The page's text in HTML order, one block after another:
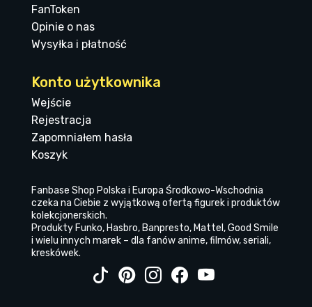
FanToken
Opinie o nas
Wysyłka i płatność
Konto użytkownika
Wejście
Rejestracja
Zapomniałem hasła
Koszyk
Fanbase Shop Polska i Europa Środkowo-Wschodnia
czeka na Ciebie z wyjątkową ofertą figurek i produktów
kolekcjonerskich.
Produkty Funko, Hasbro, Banpresto, Mattel, Good Smile
i wielu innych marek – dla fanów anime, filmów, seriali,
kreskówek.